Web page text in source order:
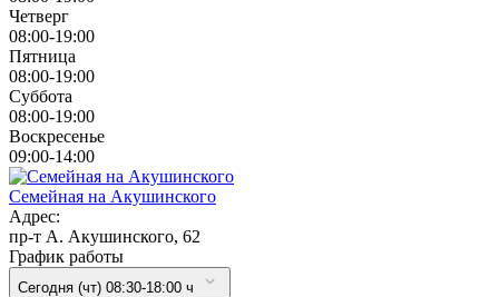
Четверг
08:00-19:00
Пятница
08:00-19:00
Суббота
08:00-19:00
Воскресенье
09:00-14:00
Семейная на Акушинского
Адрес:
пр-т А. Акушинского, 62
График работы
Сегодня (чт) 08:30-18:00 ч